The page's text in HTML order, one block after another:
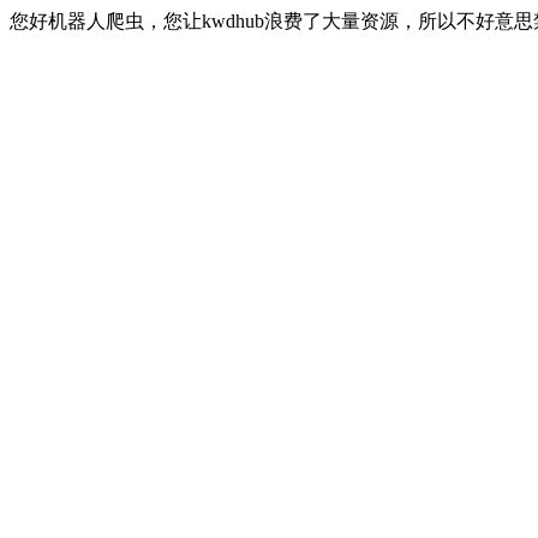
您好机器人爬虫，您让kwdhub浪费了大量资源，所以不好意思